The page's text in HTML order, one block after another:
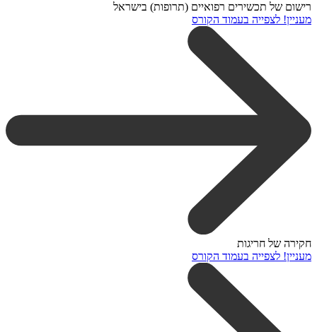
רישום של תכשירים רפואיים (תרופות) בישראל
מעניין! לצפייה בעמוד הקורס
חקירה של חריגות
מעניין! לצפייה בעמוד הקורס